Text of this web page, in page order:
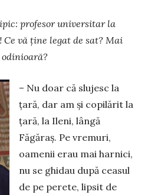
profesor universitar la
vă ține legat de sat? Mai
– Nu doar că slujesc la
țară, dar am și copilărit la
țară, la Ileni, lângă
Făgăraș. Pe vremuri,
oamenii erau mai harnici,
nu se ghidau după ceasul
de pe perete, lipsit de